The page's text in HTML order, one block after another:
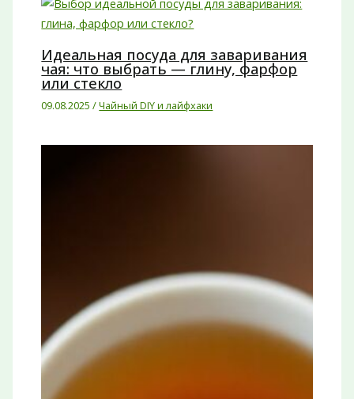
Идеальная посуда для заваривания
чая: что выбрать — глину, фарфор
или стекло
09.08.2025/Чайный DIY и лайфхаки